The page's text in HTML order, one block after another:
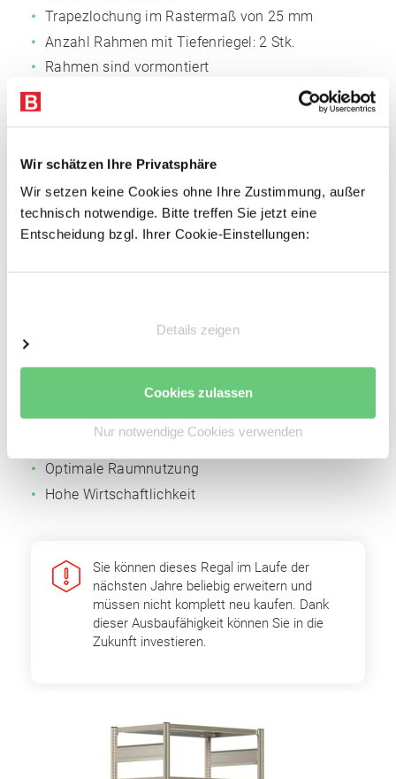
Wir schätzen Ihre Privatsphäre
Wir setzen keine Cookies ohne Ihre Zustimmung, außer
technisch notwendige. Bitte treffen Sie jetzt eine
Entscheidung bzgl. Ihrer Cookie-Einstellungen:
Details zeigen
Cookies zulassen
Nur notwendige Cookies verwenden
Trapezlochung im Rastermaß von 25 mm
Anzahl Rahmen mit Tiefenriegel: 2 Stk.
Rahmen sind vormontiert
Fachböden
Anzahl der Böden: 6 Stk.
Oberflächen: Verzinkt
3-fach gekantet, 40 mm Rohrkante, für
außergewöhnliche Stabilität
Mit Systemlochungen für Zubehör
Fachbodenträger
Einfache Erweiterbarkeit durch Grund- und
Optimale Raumnutzung
Hohe Wirtschaftlichkeit
Sie können dieses Regal im Laufe der
nächsten Jahre beliebig erweitern und
müssen nicht komplett neu kaufen. Dank
dieser Ausbaufähigkeit können Sie in die
Zukunft investieren.